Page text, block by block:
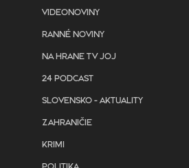
VIDEONOVINY
RANNÉ NOVINY
NA HRANE TV JOJ
24 PODCAST
SLOVENSKO - AKTUALITY
ZAHRANIČIE
KRIMI